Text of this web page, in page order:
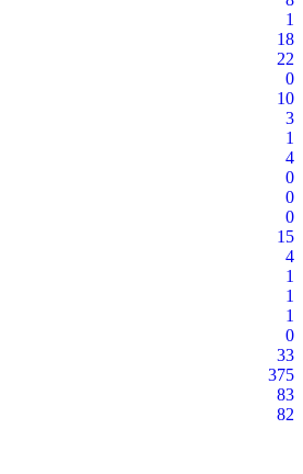
1
18
22
0
10
3
1
4
0
0
0
15
4
1
1
1
0
33
375
83
82